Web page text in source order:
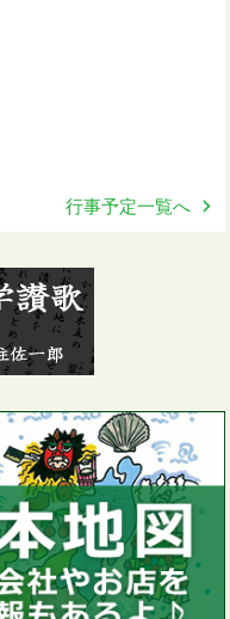
行事予定一覧へ